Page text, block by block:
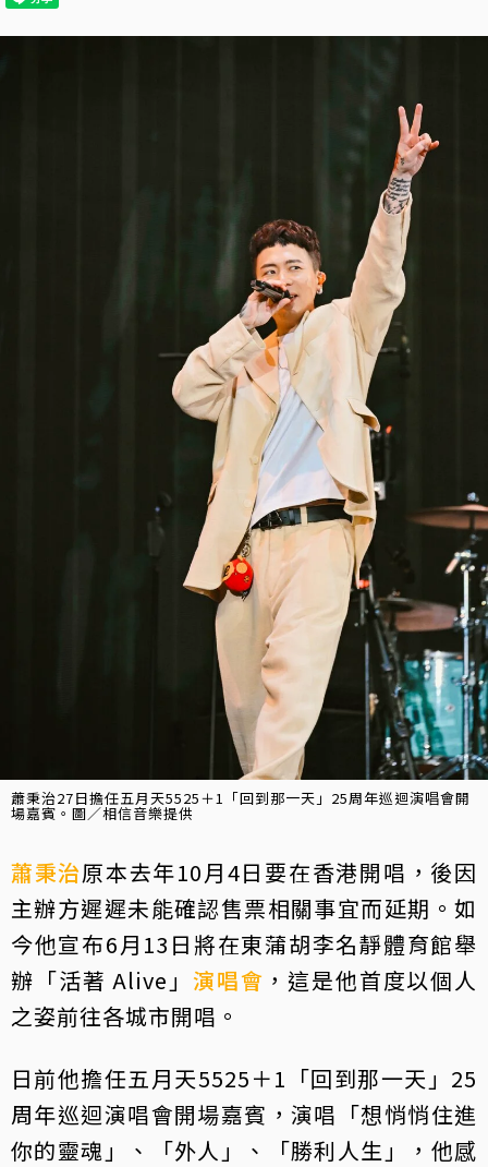
蕭秉治27日擔任五月天5525＋1「回到那一天」25周年巡迴演唱會開
場嘉賓。圖／相信音樂提供
蕭秉治原本去年10月4日要在香港開唱，後因
主辦方遲遲未能確認售票相關事宜而延期。如
今他宣布6月13日將在東蒲胡李名靜體育館舉
辦「活著 Alive」 演唱會 ，這是他首度以個人
之姿前往各城市開唱。
日前他擔任五月天5525＋1「回到那一天」25
周年巡迴演唱會開場嘉賓，演唱「想悄悄住進
你的靈魂」、「外人」、「勝利人生」，他感